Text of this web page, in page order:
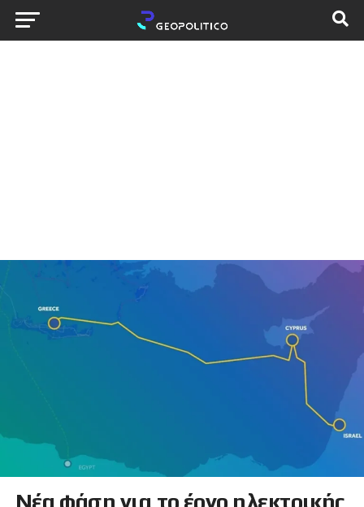
Νέα φάση για το έργο ηλεκτρικής